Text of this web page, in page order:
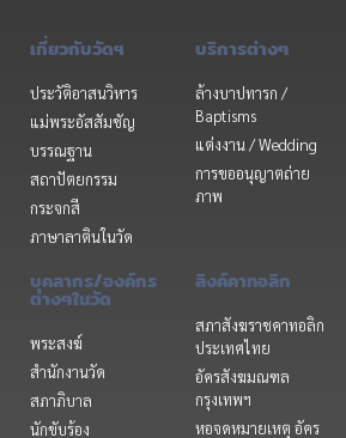
เกี่ยวกับวัดฯ
ประวัติอาสนวิหาร
แม่พระอัสสัมชัญ
บรรณฐาน
สถาปัตยกรรม
กระจกสี
ภาษาลาตินในวัด
บริการต่างๆ
ล้างบาปทารก /
Baptisms
แต่งงาน / Wedding
การขออนุญาตถ่าย
ภาพ
บุคลากร/องค์กร
ต่างๆในวัด
พระสงฆ์
สำนักงานวัด
สภาภิบาล
นักขับร้อง
ลิงค์คาทอลิก
สภาสังฆราชคาทอลิก
ประเทศไทย
อัครสังฆมณฑล
กรุงเทพฯ
หอจดหมายเหตุ อัคร